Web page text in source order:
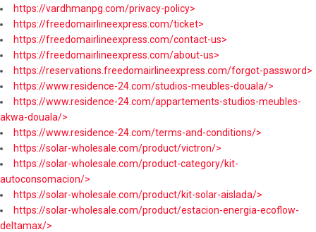
https://vardhmanpg.com/privacy-policy>
https://freedomairlineexpress.com/ticket>
https://freedomairlineexpress.com/contact-us>
https://freedomairlineexpress.com/about-us>
https://reservations.freedomairlineexpress.com/forgot-password>
https://www.residence-24.com/studios-meubles-douala/>
https://www.residence-24.com/appartements-studios-meubles-
akwa-douala/>
https://www.residence-24.com/terms-and-conditions/>
https://solar-wholesale.com/product/victron/>
https://solar-wholesale.com/product-category/kit-
autoconsomacion/>
https://solar-wholesale.com/product/kit-solar-aislada/>
https://solar-wholesale.com/product/estacion-energia-ecoflow-
deltamax/>